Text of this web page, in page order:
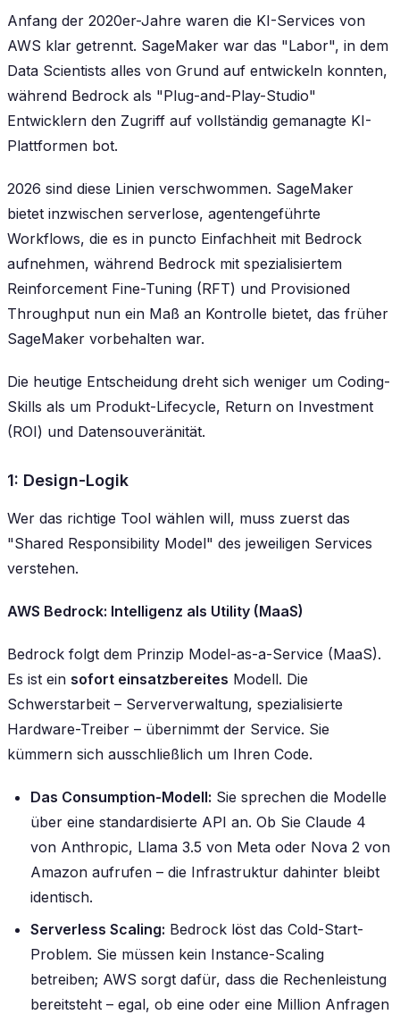
Anfang der 2020er-Jahre waren die KI-Services von
AWS klar getrennt. SageMaker war das "Labor", in dem
Data Scientists alles von Grund auf entwickeln konnten,
während Bedrock als "Plug-and-Play-Studio"
Entwicklern den Zugriff auf vollständig gemanagte KI-
Plattformen bot.
2026 sind diese Linien verschwommen. SageMaker
bietet inzwischen serverlose, agentengeführte
Workflows, die es in puncto Einfachheit mit Bedrock
aufnehmen, während Bedrock mit spezialisiertem
Reinforcement Fine-Tuning (RFT) und Provisioned
Throughput nun ein Maß an Kontrolle bietet, das früher
SageMaker vorbehalten war.
Die heutige Entscheidung dreht sich weniger um Coding-
Skills als um Produkt-Lifecycle, Return on Investment
(ROI) und Datensouveränität.
1: Design-Logik
Wer das richtige Tool wählen will, muss zuerst das
"Shared Responsibility Model" des jeweiligen Services
verstehen.
AWS Bedrock: Intelligenz als Utility (MaaS)
Bedrock folgt dem Prinzip Model-as-a-Service (MaaS).
Es ist ein sofort einsatzbereites Modell. Die
Schwerstarbeit – Serververwaltung, spezialisierte
Hardware-Treiber – übernimmt der Service. Sie
kümmern sich ausschließlich um Ihren Code.
Das Consumption-Modell: Sie sprechen die Modelle
über eine standardisierte API an. Ob Sie Claude 4
von Anthropic, Llama 3.5 von Meta oder Nova 2 von
Amazon aufrufen – die Infrastruktur dahinter bleibt
identisch.
Serverless Scaling: Bedrock löst das Cold-Start-
Problem. Sie müssen kein Instance-Scaling
betreiben; AWS sorgt dafür, dass die Rechenleistung
bereitsteht – egal, ob eine oder eine Million Anfragen